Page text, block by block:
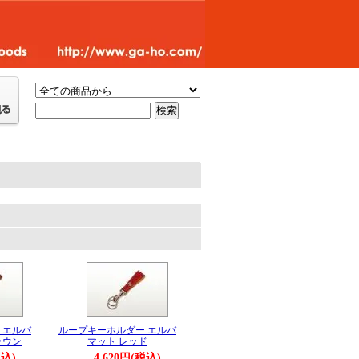
エルバ
ン
ループキーホルダー エルバ
マット レッド